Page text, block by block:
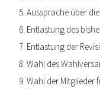
Aussprache über
Entlastung des
Entlastung der
Wahl des
Wahl der Mitglieder